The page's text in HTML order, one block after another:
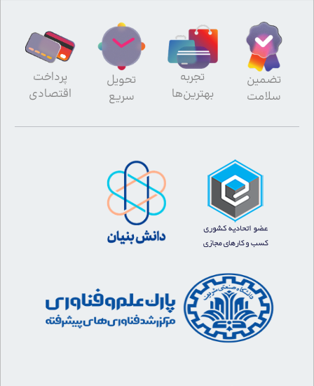
تضمین
سلامت
تجربه
بهترین‌ها
تحویل
سریع
پرداخت
اقتصادی